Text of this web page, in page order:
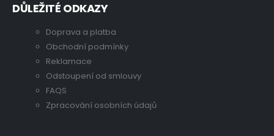
DŮLEŽITÉ ODKAZY
Doprava a platba
Obchodní podmínky
Reklamace
Odstoupení od smlouvy
FAQS
Zpracování osobních údajů